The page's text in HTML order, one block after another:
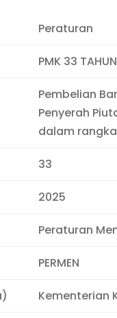
Peraturan
PMK 33
Pembelian
Penyerah
dalam
33
2025
Peraturan
PERMEN
Kementerian